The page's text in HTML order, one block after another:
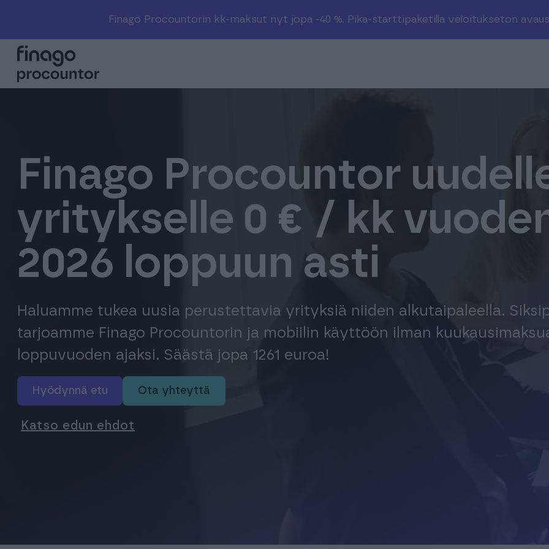
Finago Procountorin kk-maksut nyt jopa -40 %. Pika-starttipaketilla veloitukseton
Finago Procountor
yritykselle 0 € / kk
2026 loppuun asti
Haluamme tukea uusia perustettavia yrityksiä niiden alkutaipaleella.
tarjoamme Finago Procountorin ja mobiilin käyttöön ilman
loppuvuoden ajaksi. Säästä jopa 1261 euroa!
hyödynnä etu ota yhteyttä
Katso edun ehdot